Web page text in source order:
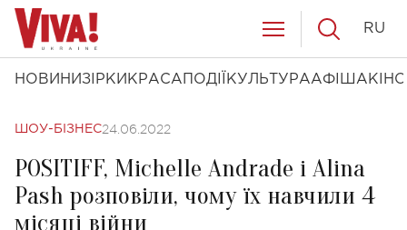
НОВИНИ ЗІРКИ КРАСА ПОДІЇ КУЛЬТУРААФІША КІНО
RU
ШОУ-БІЗНЕС24.06.2022
POSITIFF, Michelle Andrade і Alina
Pash розповіли, чому їх навчили 4
місяці війни